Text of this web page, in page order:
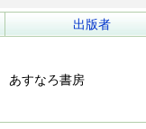
出版者
あすなろ書房